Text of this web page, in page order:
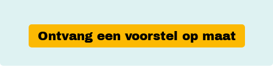
Ontvang een voorstel op maat